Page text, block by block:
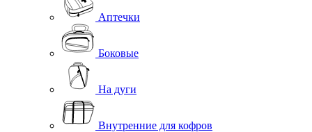
Аптечки
Боковые
На дуги
Внутренние для кофров